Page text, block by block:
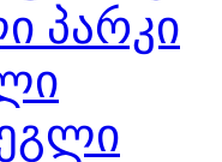
პარკი